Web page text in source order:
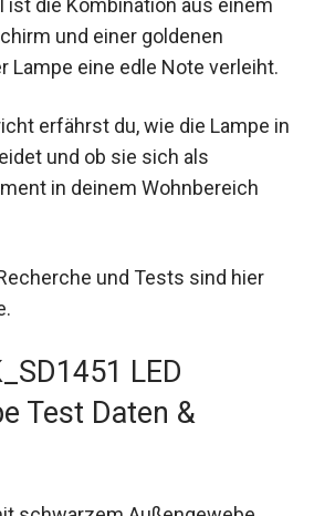
ist die Kombination aus einem
und einer goldenen
Lampe eine edle Note verleiht.
erfährst du, wie die Lampe in
und ob sie sich als
in deinem Wohnbereich
und Tests sind hier
LED
Test Daten &